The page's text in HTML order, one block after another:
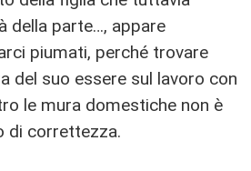
della parte…, appare
piumati, perché trovare
del suo essere sul lavoro con
le mura domestiche non è
di correttezza.